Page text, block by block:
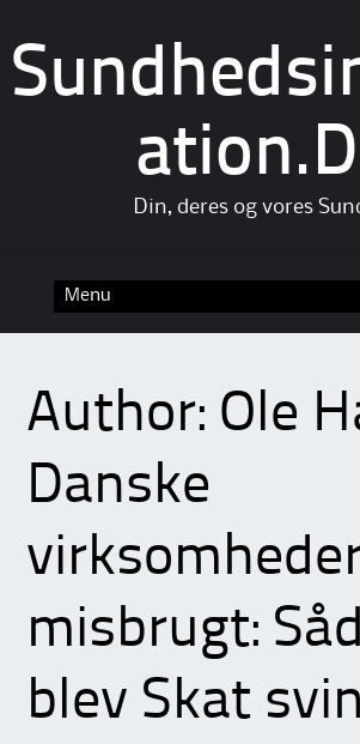
Din, deres og vores
Author: Ole
Danske
misbrugt:
blev Skat